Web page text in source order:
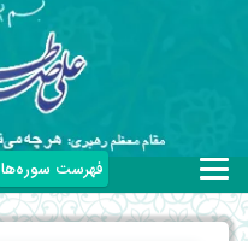
فهرست سوره‌ها